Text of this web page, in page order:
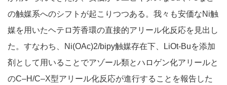
の触媒系へのシフトが起こりつつある。我々も安価なNi触
媒を用いたヘテロ芳香環の直接的アリール化反応を見出し
た。すなわち、Ni(OAc)2/bipy触媒存在下、LiOt-Buを添加
剤として用いることでアゾール類とハロゲン化アリールと
のC–H/C–X型アリール化反応が進行することを報告した